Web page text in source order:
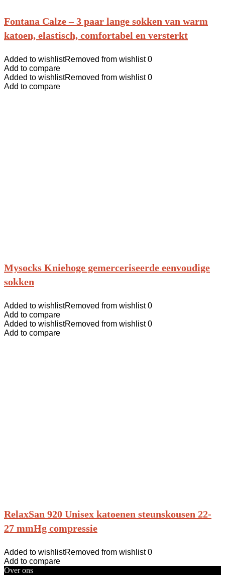
Fontana Calze – 3 paar lange sokken van warm
katoen, elastisch, comfortabel en versterkt
Added to wishlistRemoved from wishlist 0
Add to compare
Added to wishlistRemoved from wishlist 0
Add to compare
Mysocks Kniehoge gemerceriseerde eenvoudige
sokken
Added to wishlistRemoved from wishlist 0
Add to compare
Added to wishlistRemoved from wishlist 0
Add to compare
RelaxSan 920 Unisex katoenen steunskousen 22-
27 mmHg compressie
Added to wishlistRemoved from wishlist 0
Add to compare
Over ons